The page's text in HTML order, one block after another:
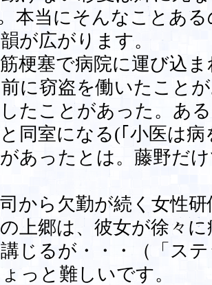
本当にそんなことあ
が広がります。
梗塞で病院に運び込ま
に窃盗を働いたこと
たことがあった。あ
同室になる(｢小医は
あったとは。藤野だ
から欠勤が続く女性
上郷は、彼女が徐々
じるが・・・（「ス
っと難しいです。